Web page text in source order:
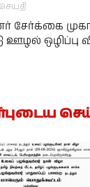
சேர்க்கை
ஊழல் ஒழிப்பு